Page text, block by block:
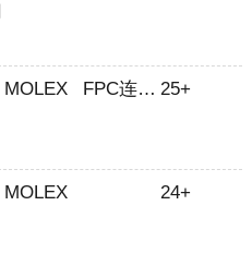
MOLEX FPC连接器 25+
MOLEX 24+